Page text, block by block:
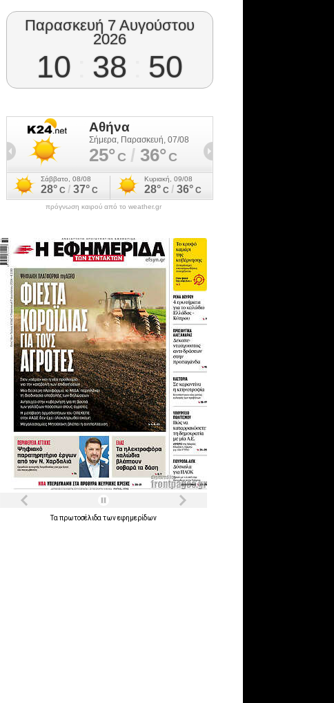
Παρασκευή 7 Αυγούστου
2026
10 38 51
πρόγνωση καιρού από το weather.gr
Ταπρωτοσέλιδατωνεφημερίδων